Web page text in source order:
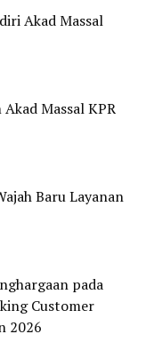
Akad Massal
Massal KPR
Baru Layanan
pada
Customer
2026